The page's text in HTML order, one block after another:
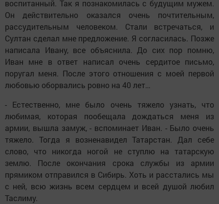
воспитанный. Так я познакомилась с будущим мужем.
Он действительно оказался очень почтительным,
рассудительным человеком. Стали встречаться, и
Султан сделал мне предложение. Я согласилась. Позже
написала Ивану, все объяснила. До сих пор помню,
Иван мне в ответ написал очень сердитое письмо,
поругал меня. После этого отношения с моей первой
любовью оборвались ровно на 40 лет…
- Естественно, мне было очень тяжело узнать, что
любимая, которая пообещала дождаться меня из
армии, вышла замуж, - вспоминает Иван. - Было очень
тяжело. Тогда я возненавидел Татарстан. Дал себе
слово, что никогда ногой не ступлю на татарскую
землю. После окончания срока службы из армии
прямиком отправился в Сибирь. Хоть и расстались мы
с ней, всю жизнь всем сердцем и всей душой любил
Таслиму.